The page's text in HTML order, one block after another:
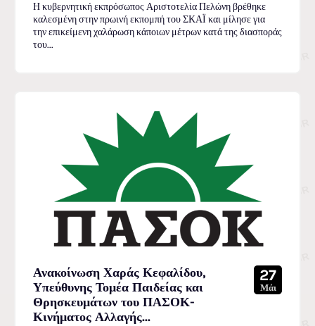
Η κυβερνητική εκπρόσωπος Αριστοτελία Πελώνη βρέθηκε
καλεσμένη στην πρωινή εκπομπή του ΣΚΑΪ και μίλησε για
την επικείμενη χαλάρωση κάποιων μέτρων κατά της διασποράς
του...
Ανακοίνωση Χαράς Κεφαλίδου,
Υπεύθυνης Τομέα Παιδείας και
Θρησκευμάτων του ΠΑΣΟΚ-
Κινήματος Αλλαγής...
27
Μάι